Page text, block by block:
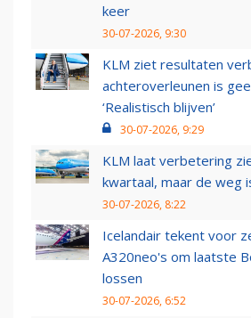
keer
30-07-2026, 9:30
KLM ziet resultaten
achteroverleunen is
‘Realistisch blijven’
30-07-2026, 9:29
KLM laat verbetering
kwartaal, maar de weg
30-07-2026, 8:22
Icelandair tekent voor
A320neo's om laatste
lossen
30-07-2026, 6:52